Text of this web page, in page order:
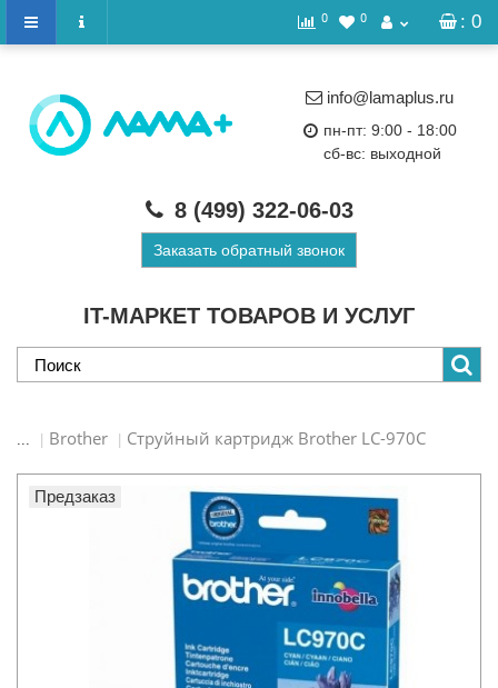
: 0
0 0
IT-МАРКЕТ ТОВАРОВ И УСЛУГ
info@lamaplus.ru
пн-пт: 9:00 - 18:00
сб-вс: выходной
8 (499) 322-06-03
Заказать обратный звонок
... Brother Струйный картридж Brother LC-970C
Предзаказ